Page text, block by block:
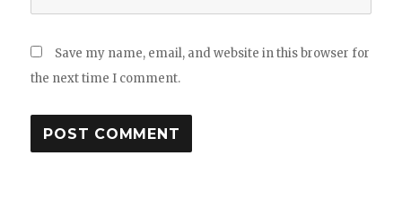
Save my name, email, and website in this browser for
the next time I comment.